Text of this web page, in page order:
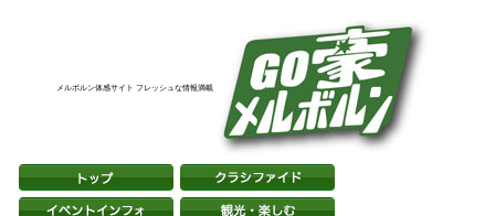
メルボルン体感サイト フレッシュな情報満載